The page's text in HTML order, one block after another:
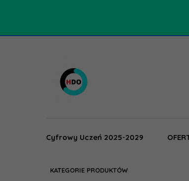
Cyfrowy Uczeń 2025-2029
KATEGORIE PRODUKTÓW